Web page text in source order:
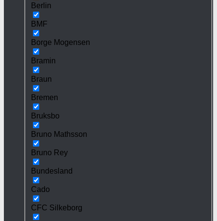
Berlin
BMF
Borge Mogensen
Bramin
Braun
Bremen
Bruksbo
Bruno Mathsson
Bruno Rey
Bundesland
Cado
CFC Silkeborg